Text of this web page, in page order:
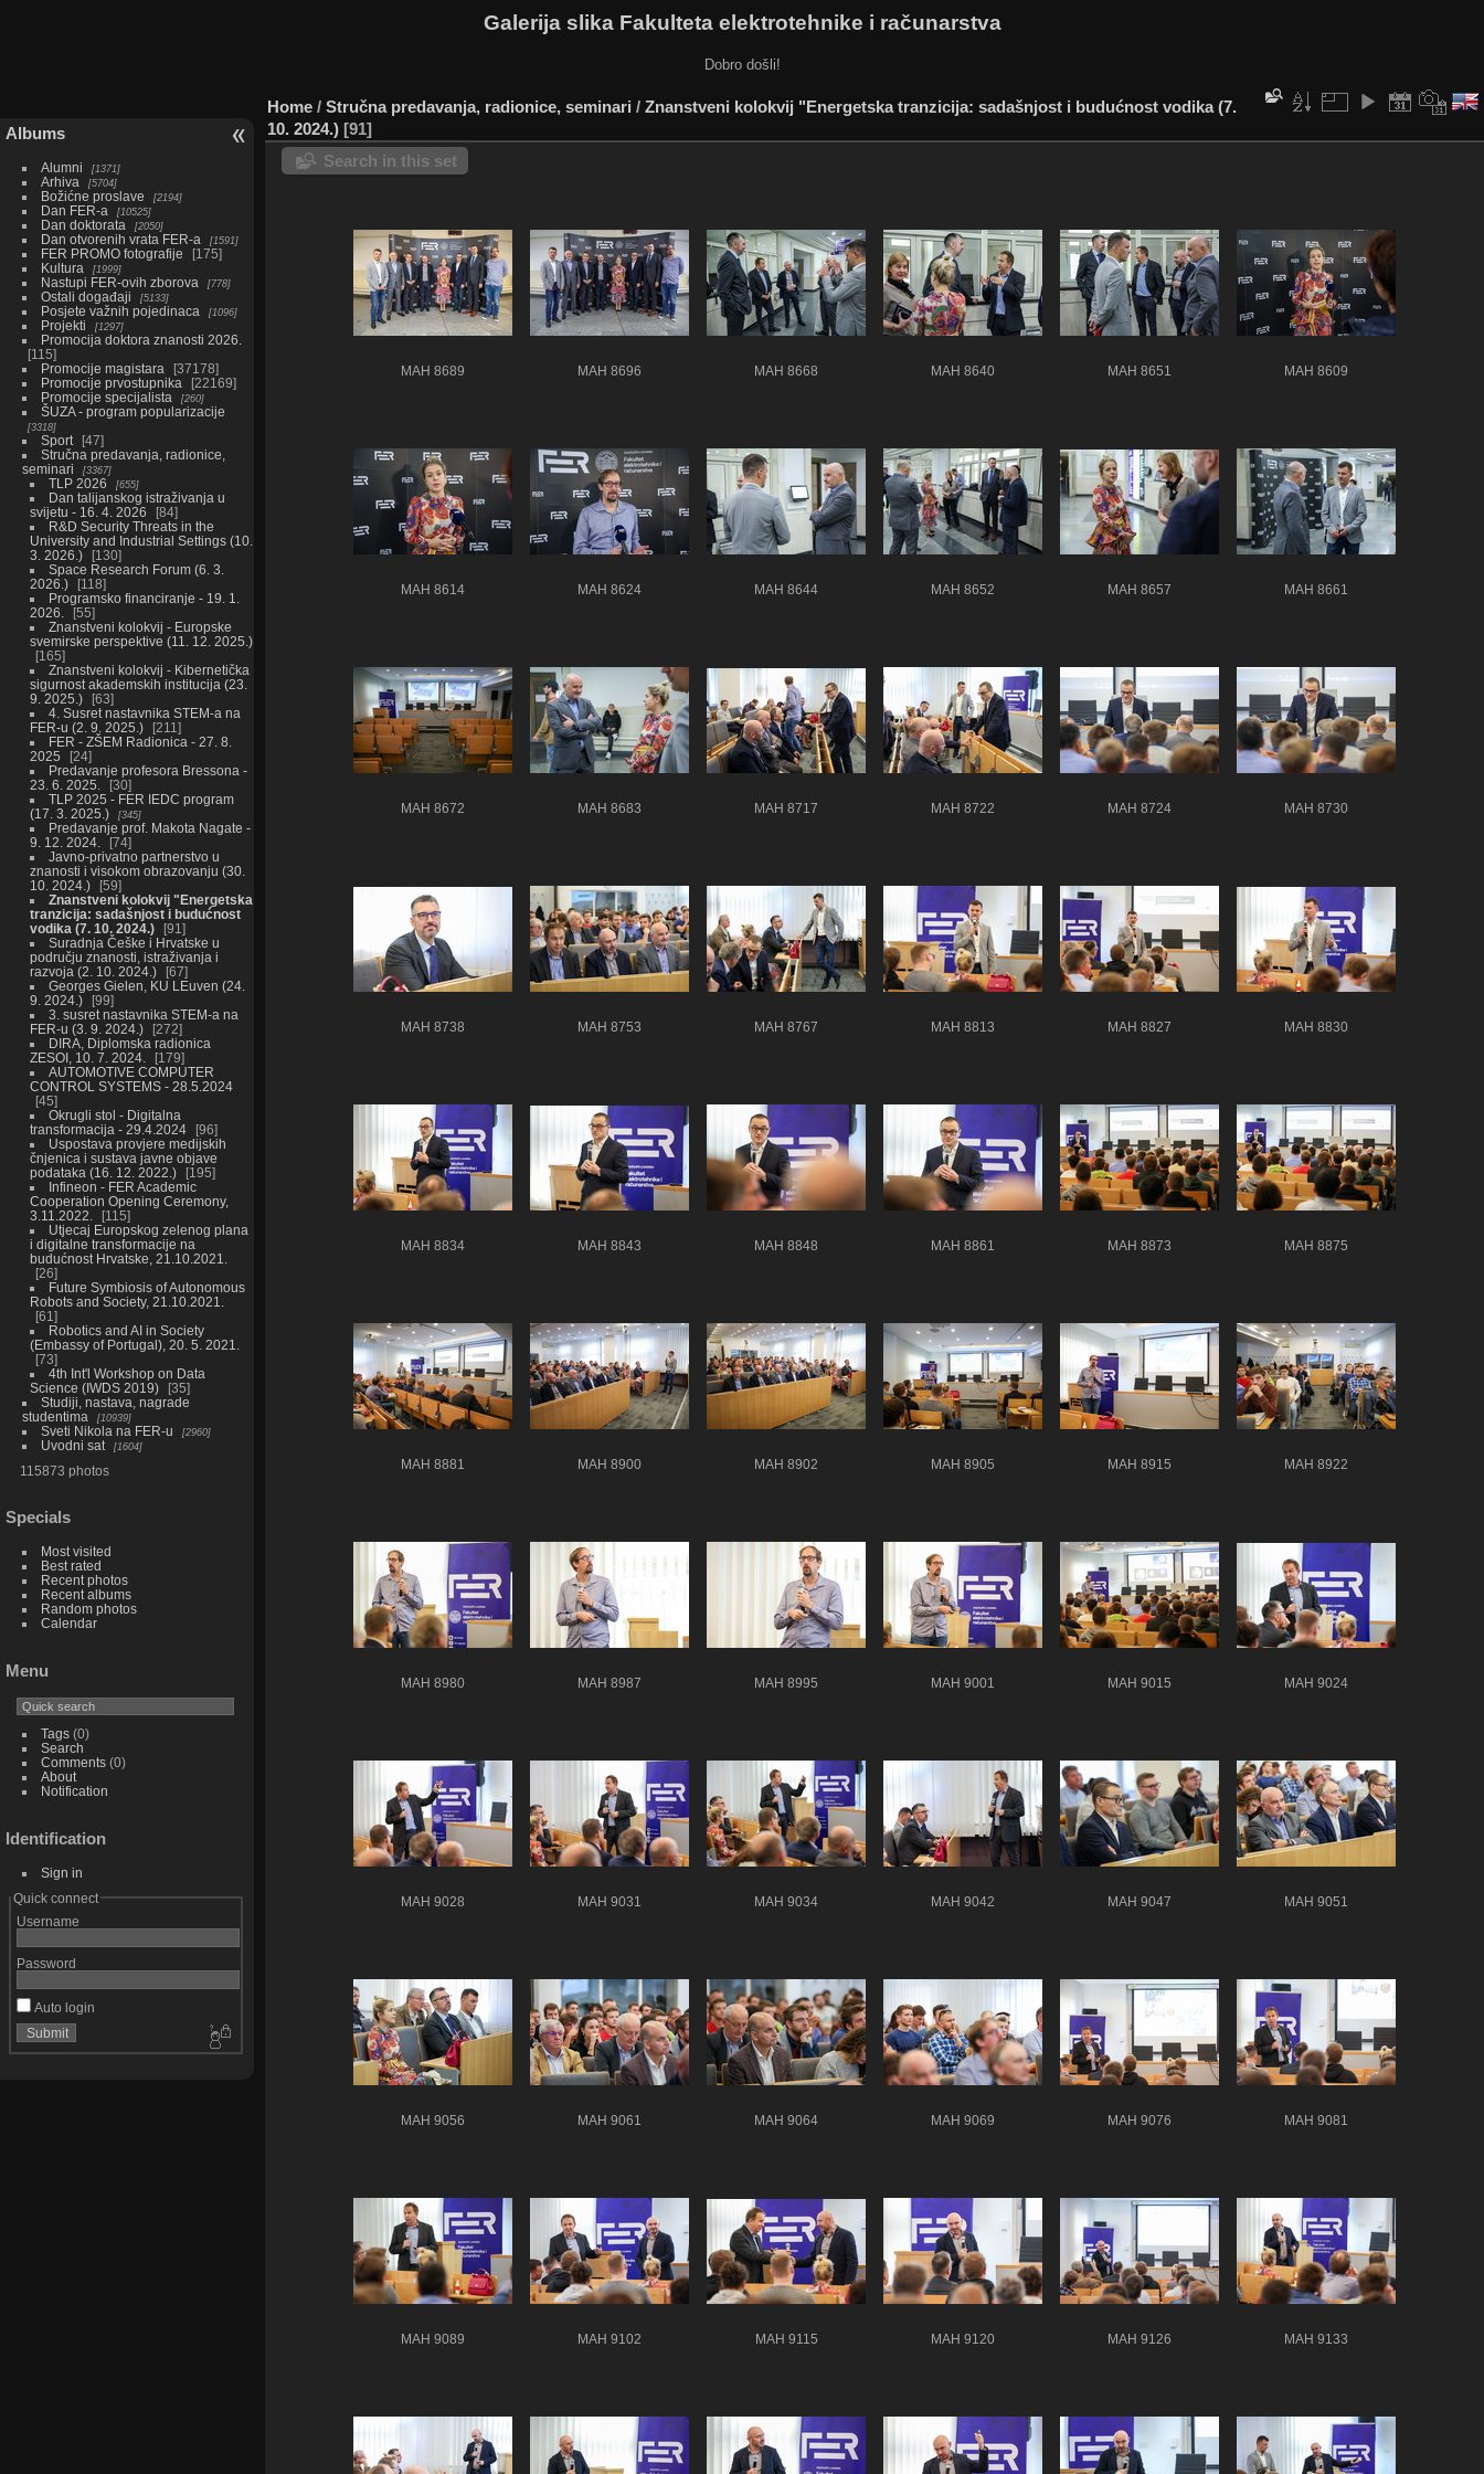
Galerija slika Fakulteta elektrotehnike i računarstva
Dobro došli!
Albums
Alumni 1371
Arhiva 5704
Božićne proslave 2194
Dan FER-a 10525
Dan doktorata 2050
Dan otvorenih vrata FER-a 1591
FER PROMO fotografije
175
Kultura
1999
Nastupi FER-ovih zborova 778
Ostali događaji 5133
Posjete važnih pojedinaca 1096
Projekti 1297
Promocija doktora znanosti 2026.
115
Promocije magistara
37178
Promocije prvostupnika
22169
Promocije specijalista
260
ŠUZA - program popularizacije
3318
Sport
47
Stručna predavanja, radionice,
seminari
3367
TLP 2026 655
Dan talijanskog istraživanja u
svijetu - 16. 4. 2026
84
R&D Security Threats in the
University and Industrial Settings (10.
3. 2026.)
130
Space Research Forum (6. 3.
2026.)
118
Programsko financiranje - 19. 1.
2026.
55
Znanstveni kolokvij - Europske
svemirske perspektive (11. 12. 2025.)
165
Znanstveni kolokvij - Kibernetička
sigurnost akademskih institucija (23.
9. 2025.)
63
4. Susret nastavnika STEM-a na
FER-u (2. 9. 2025.)
211
FER - ZŠEM Radionica - 27. 8.
2025
24
Predavanje profesora Bressona -
23. 6. 2025.
30
TLP 2025 - FER IEDC program
(17. 3. 2025.)
345
Predavanje prof. Makota Nagate -
9. 12. 2024.
74
Javno-privatno partnerstvo u
znanosti i visokom obrazovanju (30.
10. 2024.)
59
Znanstveni kolokvij "Energetska
tranzicija: sadašnjost i budućnost
vodika (7. 10. 2024.)
91
Suradnja Češke i Hrvatske u
području znanosti, istraživanja i
razvoja (2. 10. 2024.)
67
Georges Gielen, KU LEuven (24.
9. 2024.)
99
3. susret nastavnika STEM-a na
FER-u (3. 9. 2024.)
272
DIRA, Diplomska radionica
ZESOI, 10. 7. 2024.
179
AUTOMOTIVE COMPUTER
CONTROL SYSTEMS - 28.5.2024
45
Okrugli stol - Digitalna
transformacija - 29.4.2024
96
Uspostava provjere medijskih
čnjenica i sustava javne objave
podataka (16. 12. 2022.)
195
Infineon - FER Academic
Cooperation Opening Ceremony,
3.11.2022.
115
Utjecaj Europskog zelenog plana
i digitalne transformacije na
budućnost Hrvatske, 21.10.2021.
26
Future Symbiosis of Autonomous
Robots and Society, 21.10.2021.
61
Robotics and AI in Society
(Embassy of Portugal), 20. 5. 2021.
73
4th Int'l Workshop on Data
Science (IWDS 2019)
35
Studiji, nastava, nagrade
studentima
10939
Sveti Nikola na FER-u 2960
Uvodni sat 1604
115873 photos
Specials
Most visited
Best rated
Recent photos
Recent albums
Random photos
Calendar
Menu
Tags(0)
Search
Comments(0)
About
Notification
Identification
Sign in
Quick connect
Username
Password
Auto login
Home / Stručna predavanja, radionice, seminari / Znanstveni kolokvij "Energetska tranzicija: sadašnjost i budućnost vodika (7.
10. 2024.) 91
Search in this set
MAH 8689 MAH 8696 MAH 8668 MAH 8640 MAH 8651 MAH 8609
MAH 8614 MAH 8624 MAH 8644 MAH 8652 MAH 8657 MAH 8661
MAH 8672 MAH 8683 MAH 8717 MAH 8722 MAH 8724 MAH 8730
MAH 8738 MAH 8753 MAH 8767 MAH 8813 MAH 8827 MAH 8830
MAH 8834 MAH 8843 MAH 8848 MAH 8861 MAH 8873 MAH 8875
MAH 8881 MAH 8900 MAH 8902 MAH 8905 MAH 8915 MAH 8922
MAH 8980 MAH 8987 MAH 8995 MAH 9001 MAH 9015 MAH 9024
MAH 9028 MAH 9031 MAH 9034 MAH 9042 MAH 9047 MAH 9051
MAH 9056 MAH 9061 MAH 9064 MAH 9069 MAH 9076 MAH 9081
MAH 9089 MAH 9102 MAH 9115 MAH 9120 MAH 9126 MAH 9133